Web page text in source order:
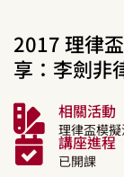
2017 理律
享：李劍非
相關活動
理律盃模
講座進程
已開課